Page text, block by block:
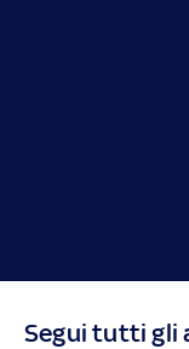
Segui tutti gli